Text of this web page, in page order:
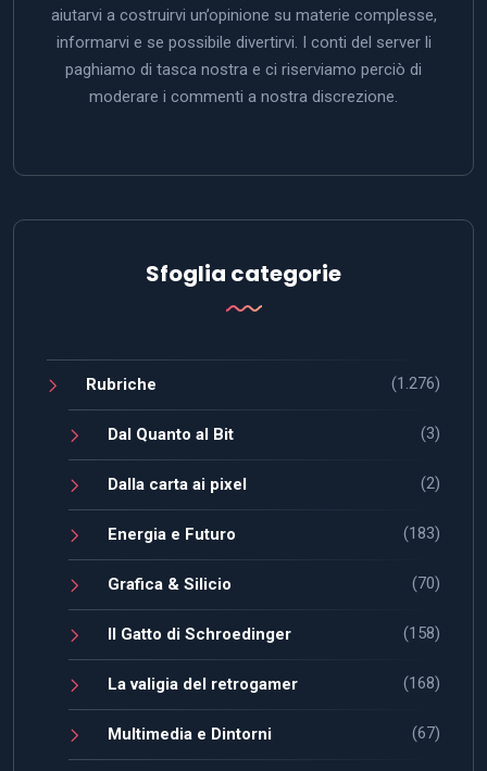
aiutarvi a costruirvi un’opinione su materie complesse,
informarvi e se possibile divertirvi. I conti del server li
paghiamo di tasca nostra e ci riserviamo perciò di
moderare i commenti a nostra discrezione.
Sfoglia categorie
Rubriche (1.276)
Dal Quanto al Bit (3)
Dalla carta ai pixel (2)
Energia e Futuro (183)
Grafica & Silicio (70)
Il Gatto di Schroedinger (158)
La valigia del retrogamer (168)
Multimedia e Dintorni (67)